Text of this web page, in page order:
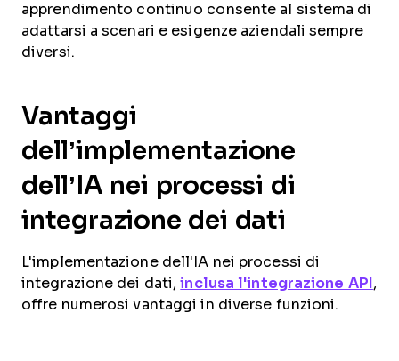
apprendimento continuo consente al sistema di
adattarsi a scenari e esigenze aziendali sempre
diversi.
Vantaggi
dell’implementazione
dell’IA nei processi di
integrazione dei dati
L'implementazione dell'IA nei processi di
integrazione dei dati,inclusa l'integrazione API ,
offre numerosi vantaggi in diverse funzioni.